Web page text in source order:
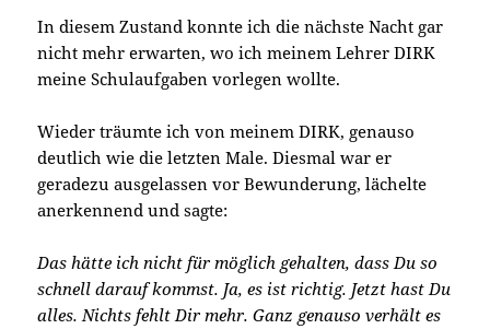
In diesem Zustand konnte ich die nächste Nacht gar
nicht mehr erwarten, wo ich meinem Lehrer DIRK
meine Schulaufgaben vorlegen wollte.
Wieder träumte ich von meinem DIRK, genauso
deutlich wie die letzten Male. Diesmal war er
geradezu ausgelassen vor Bewunderung, lächelte
anerkennend und sagte:
Das hätte ich nicht für möglich gehalten, dass Du so
schnell darauf kommst. Ja, es ist richtig. Jetzt hast Du
alles. Nichts fehlt Dir mehr. Ganz genauso verhält es